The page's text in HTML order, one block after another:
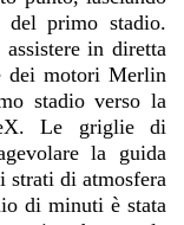
del primo stadio.
in diretta
dei motori Merlin
stadio verso la
Le griglie di
la guida
strati di atmosfera
di minuti è stata